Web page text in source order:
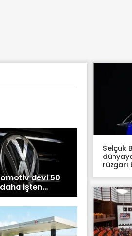
devi 50
işten
planlıyor
Selçuk